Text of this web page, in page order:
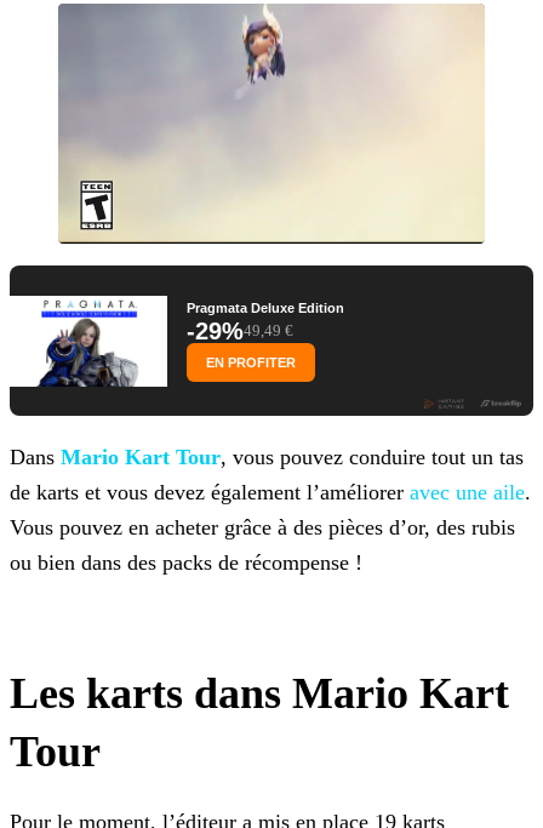
Pragmata Deluxe Edition
-29%49,49 €
EN PROFITER
Dans Mario Kart Tour, vous pouvez conduire tout un tas
de karts et vous devez également l’améliorer avec une aile.
Vous pouvez en acheter grâce à des pièces d’or, des rubis
ou bien dans des packs de récompense !
Les karts dans Mario Kart
Tour
Pour le moment, l’éditeur a mis en place 19 karts